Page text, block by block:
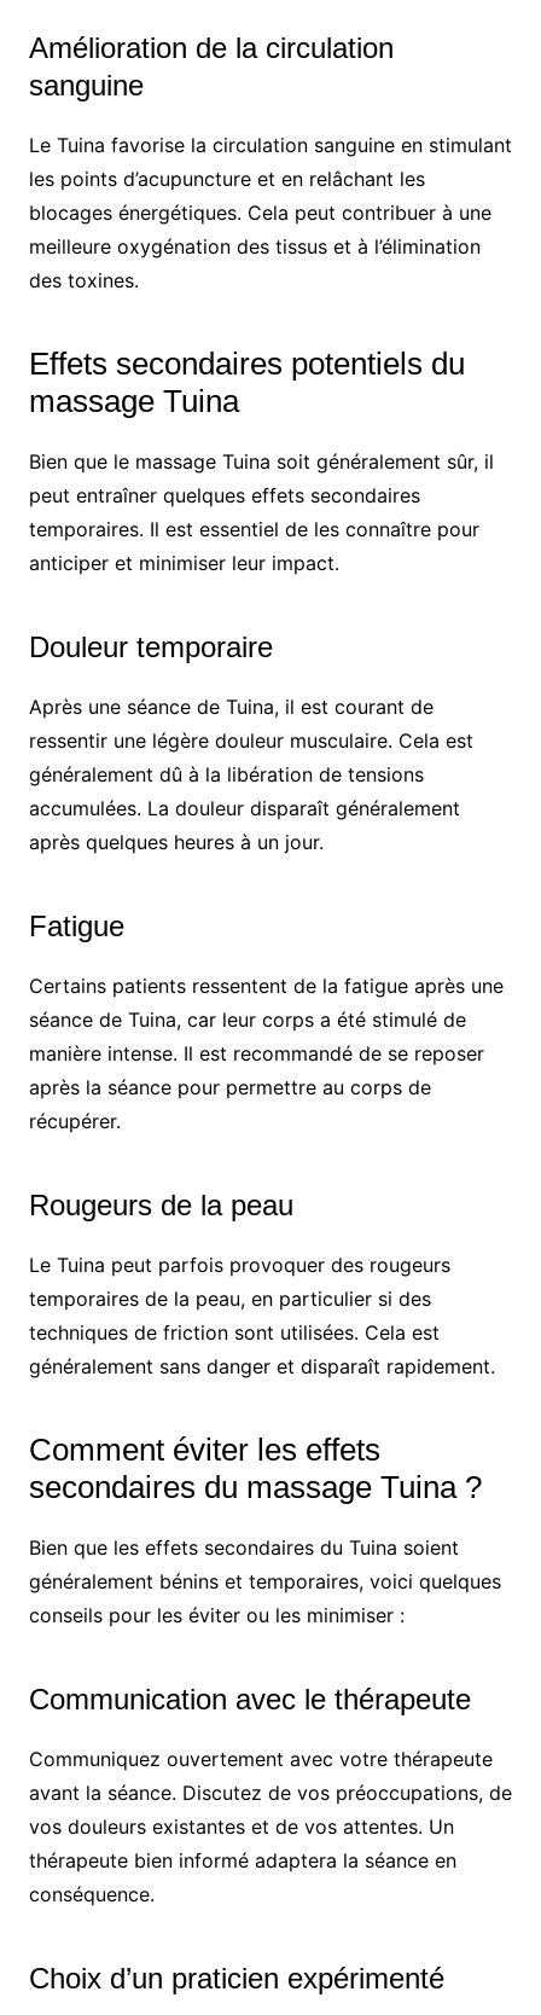
Amélioration de la circulation
sanguine
Le Tuina favorise la circulation sanguine en stimulant
les points d’acupuncture et en relâchant les
blocages énergétiques. Cela peut contribuer à une
meilleure oxygénation des tissus et à l’élimination
des toxines.
Effets secondaires potentiels du
massage Tuina
Bien que le massage Tuina soit généralement sûr, il
peut entraîner quelques effets secondaires
temporaires. Il est essentiel de les connaître pour
anticiper et minimiser leur impact.
Douleur temporaire
Après une séance de Tuina, il est courant de
ressentir une légère douleur musculaire. Cela est
généralement dû à la libération de tensions
accumulées. La douleur disparaît généralement
après quelques heures à un jour.
Fatigue
Certains patients ressentent de la fatigue après une
séance de Tuina, car leur corps a été stimulé de
manière intense. Il est recommandé de se reposer
après la séance pour permettre au corps de
récupérer.
Rougeurs de la peau
Le Tuina peut parfois provoquer des rougeurs
temporaires de la peau, en particulier si des
techniques de friction sont utilisées. Cela est
généralement sans danger et disparaît rapidement.
Comment éviter les effets
secondaires du massage Tuina ?
Bien que les effets secondaires du Tuina soient
généralement bénins et temporaires, voici quelques
conseils pour les éviter ou les minimiser :
Communication avec le thérapeute
Communiquez ouvertement avec votre thérapeute
avant la séance. Discutez de vos préoccupations, de
vos douleurs existantes et de vos attentes. Un
thérapeute bien informé adaptera la séance en
conséquence.
Choix d’un praticien expérimenté